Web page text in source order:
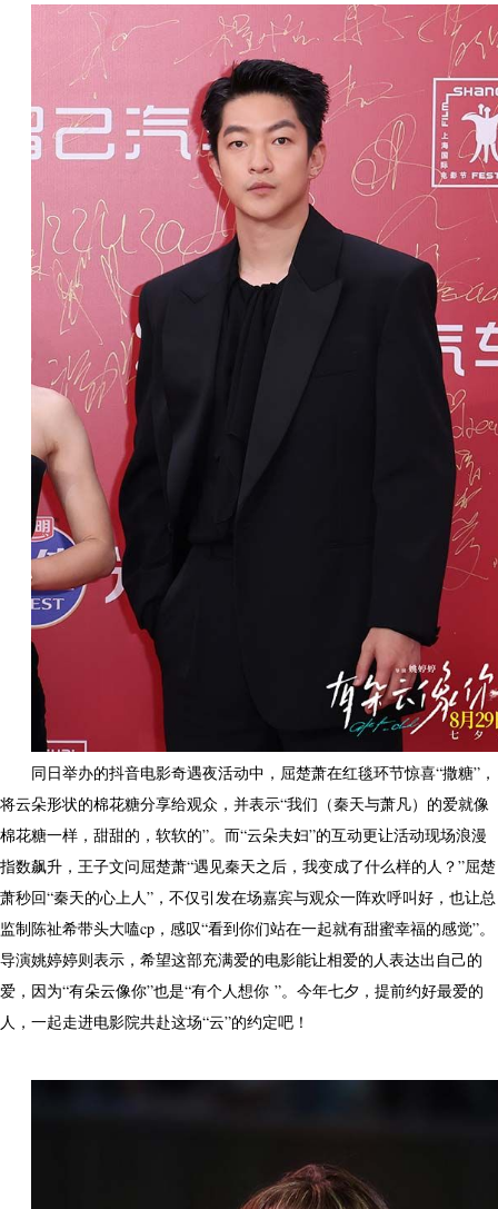
同日举办的抖音电影奇遇夜活动中，屈楚萧在红毯环节惊喜“撒糖”，
将云朵形状的棉花糖分享给观众，并表示“我们（秦天与萧凡）的爱就像
棉花糖一样，甜甜的，软软的”。而“云朵夫妇”的互动更让活动现场浪漫
指数飙升，王子文问屈楚萧“遇见秦天之后，我变成了什么样的人？”屈楚
萧秒回“秦天的心上人”，不仅引发在场嘉宾与观众一阵欢呼叫好，也让总
监制陈祉希带头大嗑cp，感叹“看到你们站在一起就有甜蜜幸福的感觉”。
导演姚婷婷则表示，希望这部充满爱的电影能让相爱的人表达出自己的
爱，因为“有朵云像你”也是“有个人想你 ”。今年七夕，提前约好最爱的
人，一起走进电影院共赴这场“云”的约定吧！